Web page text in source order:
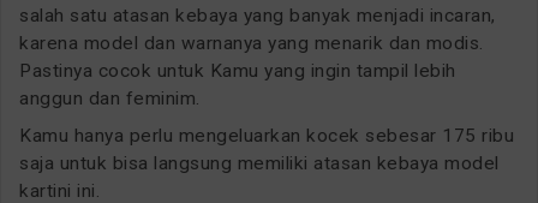
salah satu atasan kebaya yang banyak menjadi incaran,
karena model dan warnanya yang menarik dan modis.
Pastinya cocok untuk Kamu yang ingin tampil lebih
anggun dan feminim.
Kamu hanya perlu mengeluarkan kocek sebesar 175 ribu
saja untuk bisa langsung memiliki atasan kebaya model
kartini ini.